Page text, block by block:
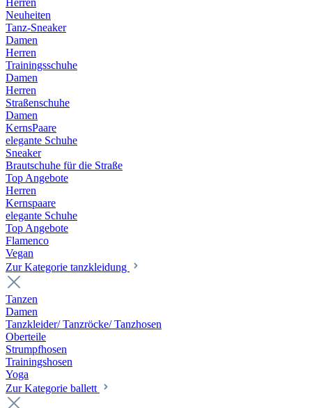
Herren
Neuheiten
Tanz-Sneaker
Damen
Herren
Trainingsschuhe
Damen
Herren
Straßenschuhe
Damen
KernsPaare
elegante Schuhe
Sneaker
Brautschuhe für die Straße
Top Angebote
Herren
Kernspaare
elegante Schuhe
Top Angebote
Flamenco
Vegan
Zur Kategorie tanzkleidung
Tanzen
Damen
Tanzkleider/ Tanzröcke/ Tanzhosen
Oberteile
Strumpfhosen
Trainingshosen
Yoga
Zur Kategorie ballett